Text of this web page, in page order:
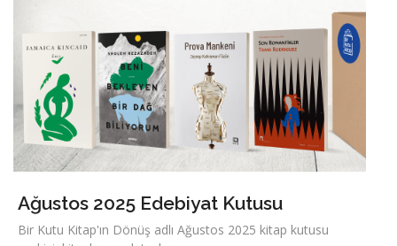
Ağustos 2025 Edebiyat Kutusu
Bir Kutu Kitap'ın Dönüş adlı Ağustos 2025 kitap kutusu